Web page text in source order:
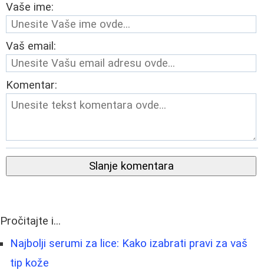
Vaše ime:
Vaš email:
Komentar:
Slanje komentara
Pročitajte i...
Najbolji serumi za lice: Kako izabrati pravi za vaš
tip kože